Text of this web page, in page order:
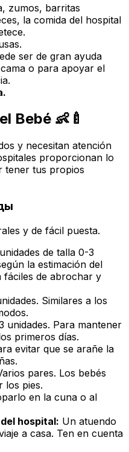
zumos, barritas
la comida del hospital
ser de gran ayuda
o para apoyar el
Bebé 👶🍼
y necesitan atención
proporcionan lo
tener tus propios
y de fácil puesta.
de talla 0-3
la estimación del
fáciles de abrochar y
Similares a los
unidades. Para mantener
primeros días.
evitar que se arañe la
pares. Los bebés
los pies.
en la cuna o al
hospital: Un atuendo
a casa. Ten en cuenta